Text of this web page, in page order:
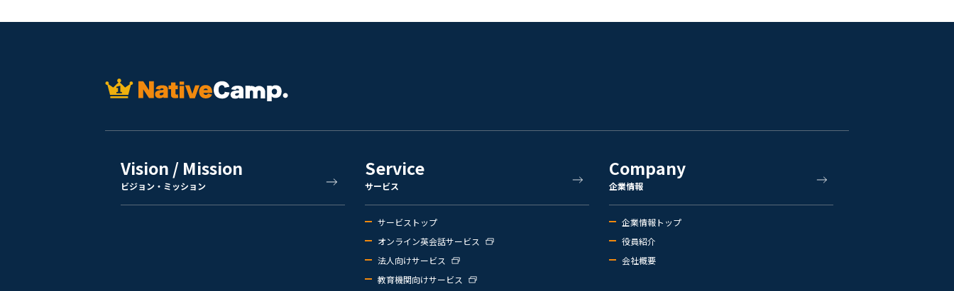
Vision / Mission
ビジョン・ミッション
Service
サービス
サービストップ
オンライン英会話サービス
法人向けサービス
教育機関向けサービス
Company
企業情報
企業情報トップ
役員紹介
会社概要